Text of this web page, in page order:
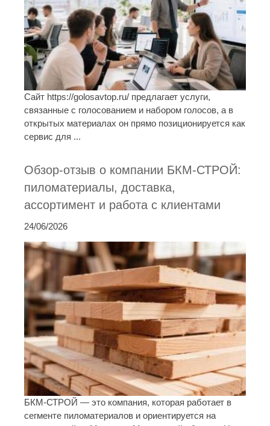
Сайт https://golosavtop.ru/ предлагает услуги,
связанные с голосованием и набором голосов, а в
открытых материалах он прямо позиционируется как
сервис для ...
Обзор-отзыв о компании БКМ-СТРОЙ:
пиломатериалы, доставка,
ассортимент и работа с клиентами
24/06/2026
БКМ-СТРОЙ — это компания, которая работает в
сегменте пиломатериалов и ориентируется на